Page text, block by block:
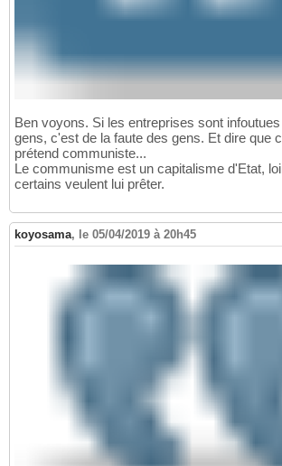
Ben voyons. Si les entreprises sont
gens, c'est de la faute des gens. Et dire que
prétend communiste...
Le communisme est un capitalisme d'Etat,
certains veulent lui prêter.
koyosama, le 05/04/2019 à 20h45